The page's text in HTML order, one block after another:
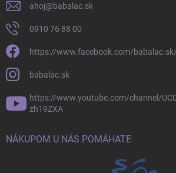
ahoj@babalac.sk
0910 76 88 00
https://www.facebook.com/babalac.sk/
babalac.sk
https://www.youtube.com/channel/
zh19ZXA
NÁKUPOM U NÁS POMÁHATE